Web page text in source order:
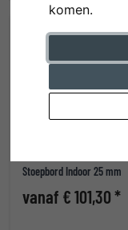
komen.
Stoepbord Indoor 25 mm
vanaf € 101,30 *